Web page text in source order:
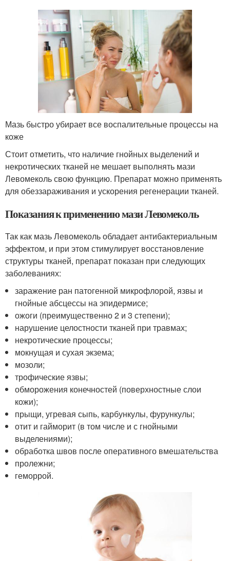
Мазь быстро убирает все воспалительные процессы на
коже
Стоит отметить, что наличие гнойных выделений и
некротических тканей не мешает выполнять мази
Левомеколь свою функцию. Препарат можно применять
для обеззараживания и ускорения регенерации тканей.
Показания к применению мази Левомеколь
Так как мазь Левомеколь обладает антибактериальным
эффектом, и при этом стимулирует восстановление
структуры тканей, препарат показан при следующих
заболеваниях:
заражение ран патогенной микрофлорой, язвы и
гнойные абсцессы на эпидермисе;
ожоги (преимущественно 2 и 3 степени);
нарушение целостности тканей при травмах;
некротические процессы;
мокнущая и сухая экзема;
мозоли;
трофические язвы;
обморожения конечностей (поверхностные слои
кожи);
прыщи, угревая сыпь, карбункулы, фурункулы;
отит и гайморит (в том числе и с гнойными
выделениями);
обработка швов после оперативного вмешательства
пролежни;
геморрой.